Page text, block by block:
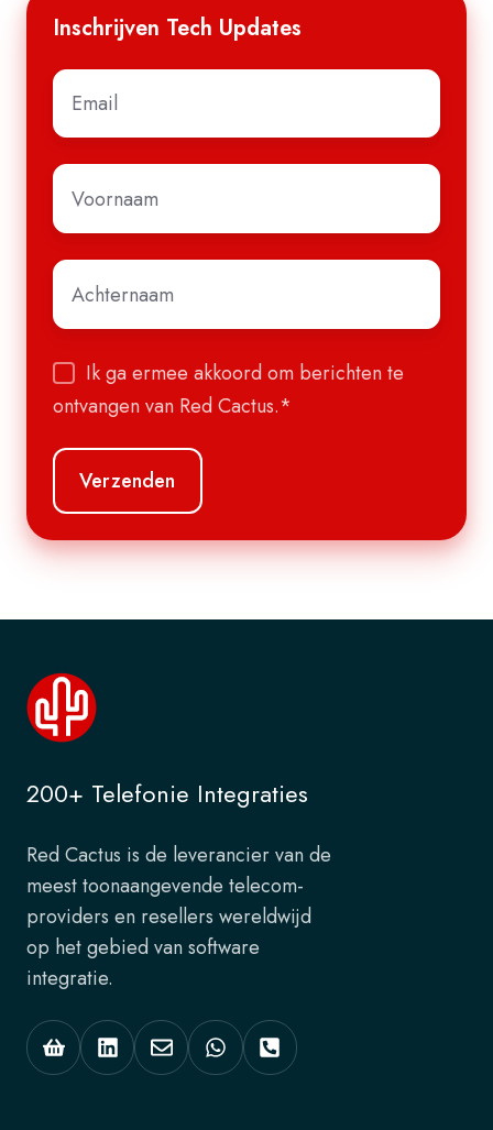
Inschrijven Tech Updates
E-
mail*
Voornaam
Achternaam
Ik ga ermee akkoord om berichten te
ontvangen van Red Cactus.*
200+ Telefonie Integraties
Red Cactus is de leverancier van de
meest toonaangevende telecom-
providers en resellers wereldwijd
op het gebied van software
integratie.